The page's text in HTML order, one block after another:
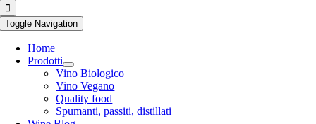
Toggle Navigation
Home
Prodotti
Vino Biologico
Vino Vegano
Quality food
Spumanti, passiti, distillati